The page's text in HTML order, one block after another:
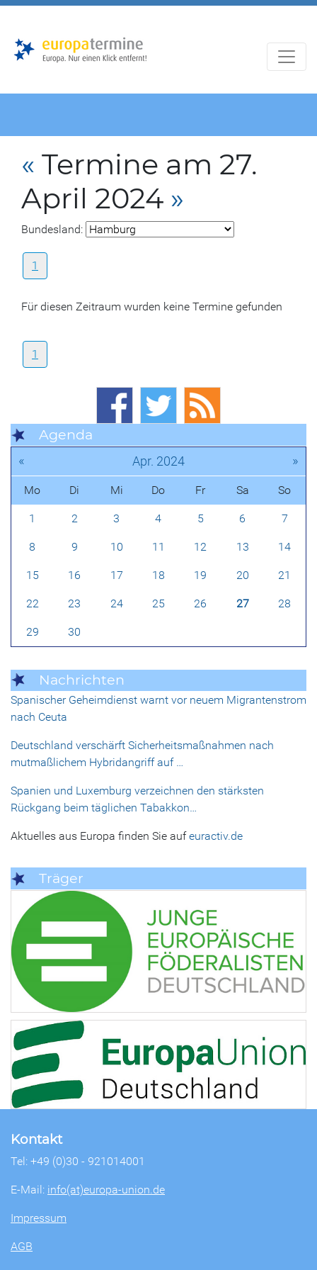
« Termine am 27.
April 2024 »
Bundesland:
1
Für diesen Zeitraum wurden keine Termine gefunden
1
Agenda
« Apr. 2024 »
Mo Di Mi Do Fr Sa So
1 2 3 4 5 6 7
8 9 10 11 12 13 14
15 16 17 18 19 20 21
22 23 24 25 26 27 28
29 30
Nachrichten
Spanischer Geheimdienst warnt vor neuem Migrantenstrom
nach Ceuta
Deutschland verschärft Sicherheitsmaßnahmen nach
mutmaßlichem Hybridangriff auf …
Spanien und Luxemburg verzeichnen den stärksten
Rückgang beim täglichen Tabakkon…
Aktuelles aus Europa finden Sie aufeuractiv.de
Träger
Kontakt
Tel: +49 (0)30 - 921014001
E-Mail: info(at)europa-union.de
Impressum
AGB